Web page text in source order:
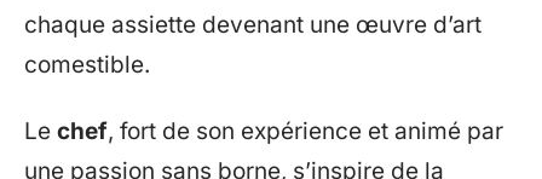
chaque assiette devenant une œuvre d’art
comestible.
Le chef, fort de son expérience et animé par
une passion sans borne, s’inspire de la